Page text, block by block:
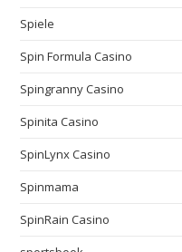
Spiele
Spin Formula Casino
Spingranny Casino
Spinita Casino
SpinLynx Casino
Spinmama
SpinRain Casino